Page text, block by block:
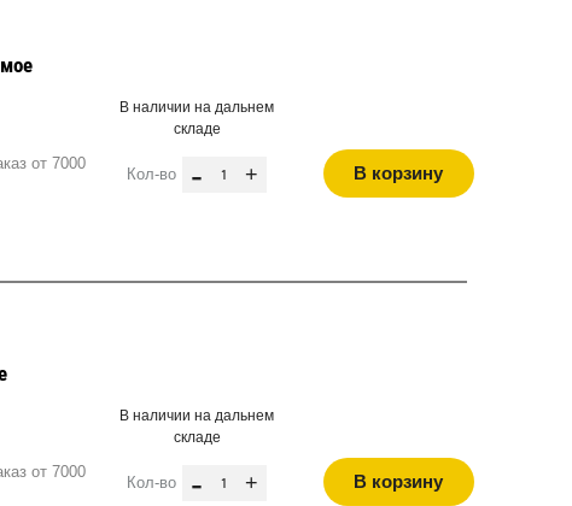
от 7000
В наличии на дальнем
складе
Кол-во - + В корзину
от 7000
В наличии на дальнем
складе
Кол-во - + В корзину